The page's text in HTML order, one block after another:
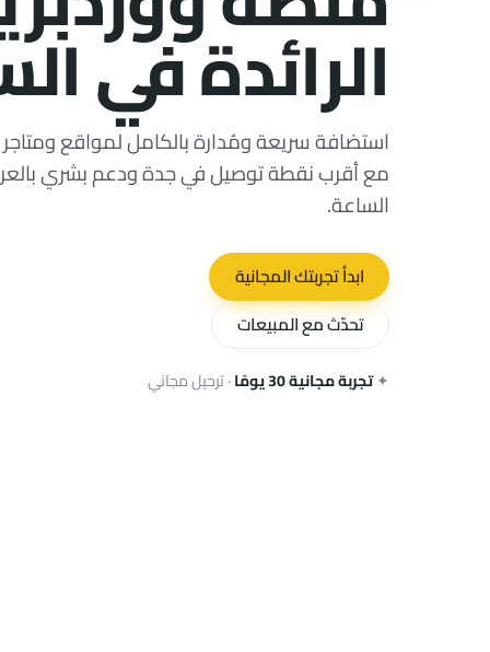
الرائدة في
استضافة سريعة ومُدارة بالكامل لمواقع
مع أقرب نقطة توصيل في جدة ودعم بشري
الساعة.
ابدأ تجربتك المجانية
تحدّث مع المبيعات
✦تجربة مجانية 30 يومًا · ترحيل مجاني